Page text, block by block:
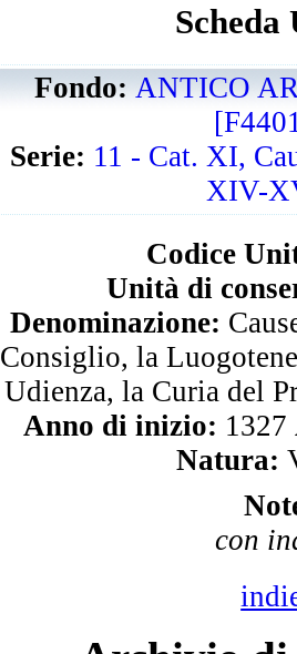
Scheda
Fondo:ANTICO
Serie: 11 - Cat. XI,
XIV-
Codice
Unità di
Denominazione:
Consiglio, la
Udienza, la Curia del
Anno di inizio: 1327
Natura:
con